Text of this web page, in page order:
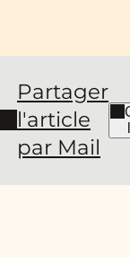
Partager
l'article
par Mail